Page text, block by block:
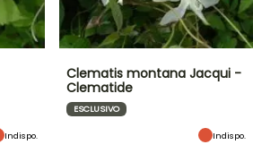
Indispo.
Clematis montana Jacqui -
Clematide
ESCLUSIVO
Indispo.